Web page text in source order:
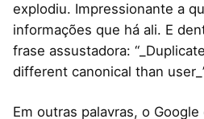
explodiu. Impressionante a
informações que há ali. E
frase assustadora:
different canonical than
Em outras palavras, o